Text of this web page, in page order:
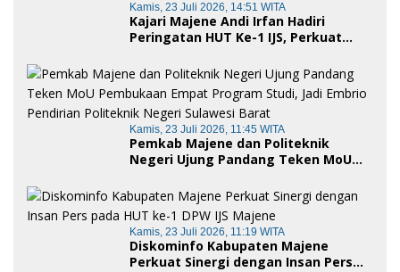
Kamis, 23 Juli 2026, 14:51 WITA
Kajari Majene Andi Irfan Hadiri
Peringatan HUT Ke-1 IJS, Perkuat
Kamis, 23 Juli 2026, 11:45 WITA
Pemkab Majene dan Politeknik
Negeri Ujung Pandang Teken MoU
Jadi Embrio Pendirian Politeknik
Negeri Sulawesi Barat
Kamis, 23 Juli 2026, 11:19 WITA
Diskominfo Kabupaten Majene
Perkuat Sinergi dengan Insan Pers